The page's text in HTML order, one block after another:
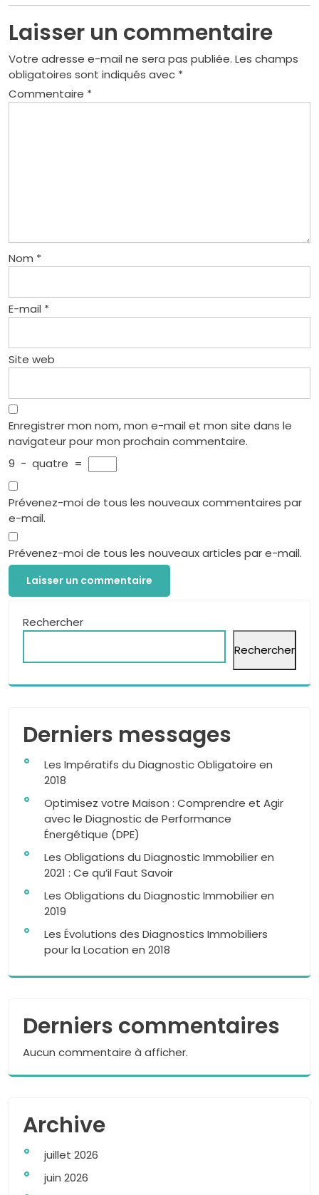
Laisser un commentaire
Votre adresse e-mail ne sera pas publiée. Les champs
obligatoires sont indiqués avec *
Commentaire *
Nom *
E-mail *
Site web
Enregistrer mon nom, mon e-mail et mon site dans le
navigateur pour mon prochain commentaire.
9 − quatre =
Prévenez-moi de tous les nouveaux commentaires par
e-mail.
Prévenez-moi de tous les nouveaux articles par e-mail.
Rechercher
Rechercher
Derniers messages
Les Impératifs du Diagnostic Obligatoire en
2018
Optimisez votre Maison : Comprendre et Agir
avec le Diagnostic de Performance
Énergétique (DPE)
Les Obligations du Diagnostic Immobilier en
2021 : Ce qu’il Faut Savoir
Les Obligations du Diagnostic Immobilier en
2019
Les Évolutions des Diagnostics Immobiliers
pour la Location en 2018
Derniers commentaires
Aucun commentaire à afficher.
Archive
juillet 2026
juin 2026